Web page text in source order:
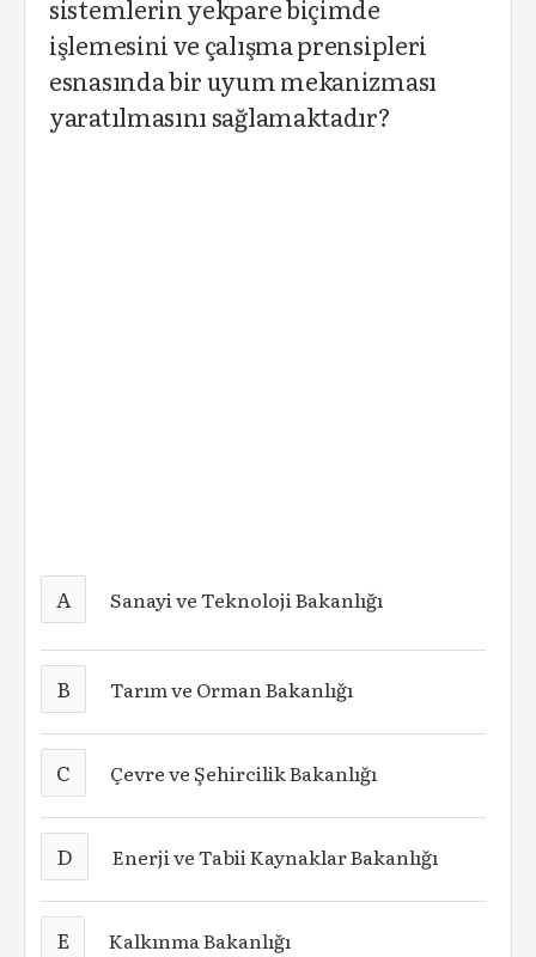
sistemlerin yekpare biçimde
işlemesini ve çalışma prensipleri
esnasında bir uyum mekanizması
yaratılmasını sağlamaktadır?
A Sanayi ve Teknoloji Bakanlığı
B Tarım ve Orman Bakanlığı
C Çevre ve Şehircilik Bakanlığı
D Enerji ve Tabii Kaynaklar Bakanlığı
E Kalkınma Bakanlığı